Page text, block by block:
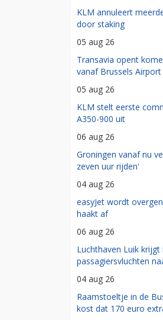
KLM annuleert
door staking
05 aug 26
Transavia opent
vanaf Brussels Airport
05 aug 26
KLM stelt eerste
A350-900 uit
06 aug 26
Groningen vanaf nu
zeven uur rijden'
04 aug 26
easyJet wordt
haakt af
06 aug 26
Luchthaven Luik
passagiersvluchten
04 aug 26
Raamstoeltje in de
kost dat 170 euro